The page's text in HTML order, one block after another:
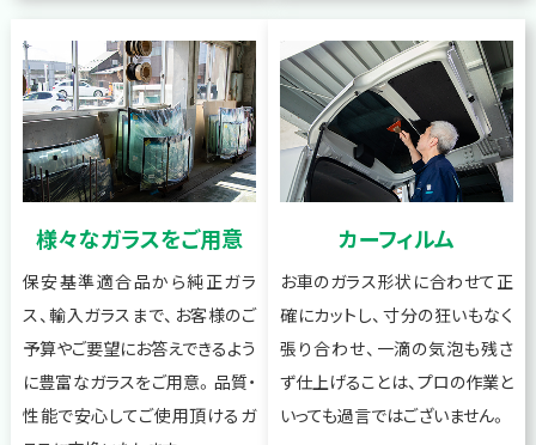
様々なガラスをご用意
保安基準適合品から純正ガラ
ス、輸入ガラスまで、お客様のご
予算やご要望にお答えできるよう
に豊富なガラスをご用意。品質・
性能で安心してご使用頂けるガ
カーフィルム
お車のガラス形状に合わせて正
確にカットし、寸分の狂いもなく
張り合わせ、一滴の気泡も残さ
ず仕上げることは、プロの作業と
いっても過言ではございません。